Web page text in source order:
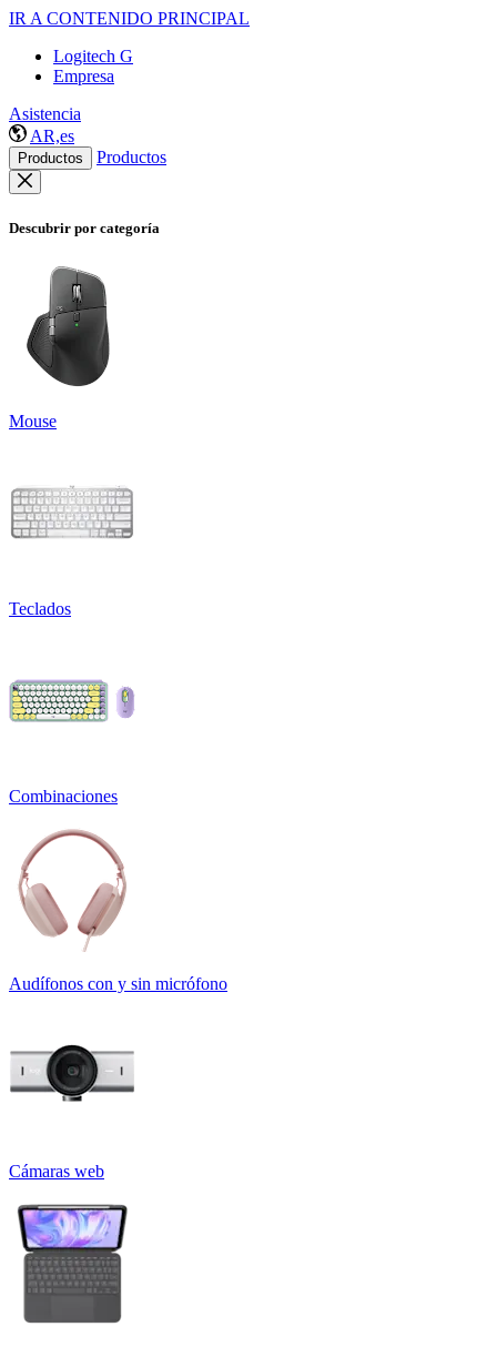
IR A CONTENIDO PRINCIPAL
Logitech G
Empresa
Asistencia
AR,es
Productos Productos
Descubrir por categoría
Mouse
Teclados
Combinaciones
Audífonos con y sin micrófono
Cámaras web